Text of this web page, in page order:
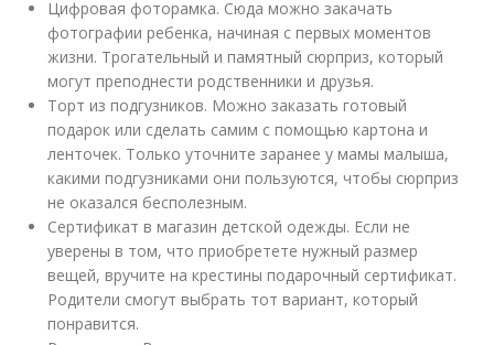
Цифровая фоторамка. Сюда можно закачать
фотографии ребенка, начиная с первых моментов
жизни. Трогательный и памятный сюрприз, который
могут преподнести родственники и друзья.
Торт из подгузников. Можно заказать готовый
подарок или сделать самим с помощью картона и
ленточек. Только уточните заранее у мамы малыша,
какими подгузниками они пользуются, чтобы сюрприз
не оказался бесполезным.
Сертификат в магазин детской одежды. Если не
уверены в том, что приобретете нужный размер
вещей, вручите на крестины подарочный сертификат.
Родители смогут выбрать тот вариант, который
понравится.